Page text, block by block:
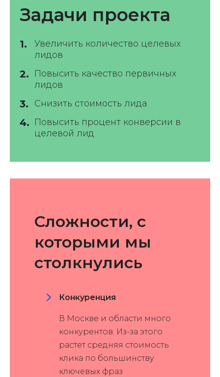
Задачи проекта
Увеличить количество целевых
лидов
Повысить качество первичных
лидов
Снизить стоимость лида
Повысить процент конверсии в
целевой лид
Сложности, с
которыми мы
столкнулись
Конкуренция
В Москве и области много
конкурентов. Из-за этого
растет средняя стоимость
клика по большинству
ключевых фраз